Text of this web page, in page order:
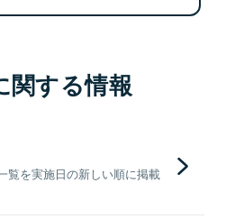
関する情報
覧を実施日の新しい順に掲載